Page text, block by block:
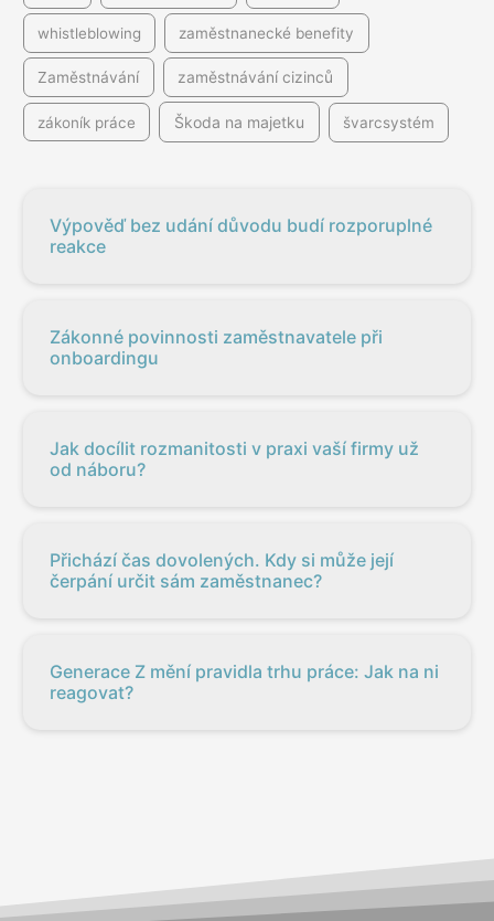
whistleblowing zaměstnanecké benefity
Zaměstnávání zaměstnávání cizinců
zákoník práce Škoda na majetku švarcsystém
Výpověď bez udání důvodu budí rozporuplné
reakce
Zákonné povinnosti zaměstnavatele při
onboardingu
Jak docílit rozmanitosti v praxi vaší firmy už
od náboru?
Přichází čas dovolených. Kdy si může její
čerpání určit sám zaměstnanec?
Generace Z mění pravidla trhu práce: Jak na ni
reagovat?